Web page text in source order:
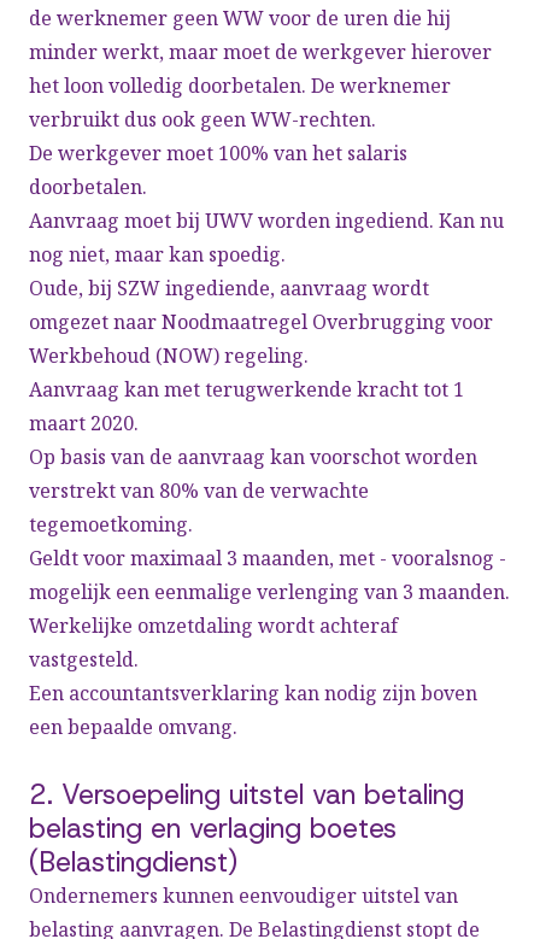
de werknemer geen WW voor de uren die hij
minder werkt, maar moet de werkgever hierover
het loon volledig doorbetalen. De werknemer
verbruikt dus ook geen WW-rechten.
De werkgever moet 100% van het salaris
doorbetalen.
Aanvraag moet bij UWV worden ingediend. Kan nu
nog niet, maar kan spoedig.
Oude, bij SZW ingediende, aanvraag wordt
omgezet naar Noodmaatregel Overbrugging voor
Werkbehoud (NOW) regeling.
Aanvraag kan met terugwerkende kracht tot 1
maart 2020.
Op basis van de aanvraag kan voorschot worden
verstrekt van 80% van de verwachte
tegemoetkoming.
Geldt voor maximaal 3 maanden, met - vooralsnog -
mogelijk een eenmalige verlenging van 3 maanden.
Werkelijke omzetdaling wordt achteraf
vastgesteld.
Een accountantsverklaring kan nodig zijn boven
een bepaalde omvang.
2. Versoepeling uitstel van betaling
belasting en verlaging boetes
(Belastingdienst)
Ondernemers kunnen eenvoudiger uitstel van
belasting aanvragen. De Belastingdienst stopt de